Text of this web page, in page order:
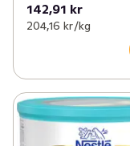
142,91 kr
204,16 kr /kg